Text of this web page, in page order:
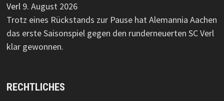
Verl 9. August 2026
Trotz eines Rückstands zur Pause hat Alemannia Aachen
das erste Saisonspiel gegen den runderneuerten SC Verl
klar gewonnen.
RECHTLICHES